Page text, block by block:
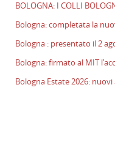
BOLOGNA: I COLLI
Bologna: completata la
Bologna : presentato il 2
Bologna: firmato al MIT
Bologna Estate 2026: